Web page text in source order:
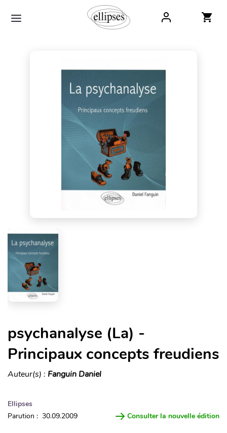
psychanalyse (La) -
Principaux concepts freudiens
Auteur(s) : Fanguin Daniel
Ellipses
Parution : 30.09.2009
Consulter la nouvelle édition